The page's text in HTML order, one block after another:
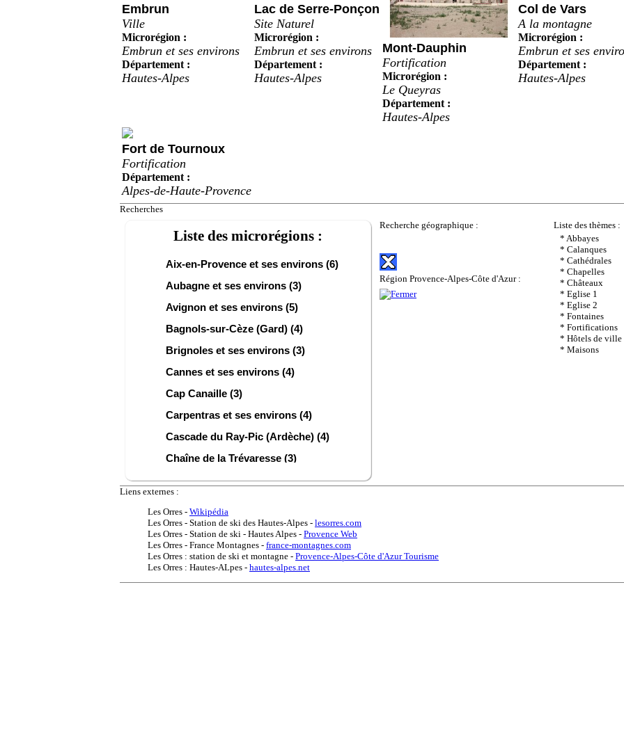
Embrun
Ville
Microrégion :
Embrun et ses environs
Département :
Hautes-Alpes
Lac de Serre-Ponçon
Site Naturel
Microrégion :
Embrun et ses environs
Département :
Hautes-Alpes
Mont-Dauphin
Fortification
Microrégion :
Le Queyras
Département :
Hautes-Alpes
Col de Vars
A la montagne
Microrégion :
Embrun et ses
Département :
Hautes-Alpes
Fort de Tournoux
Fortification
Département :
Alpes-de-Haute-Provence
Recherches
Liste des microrégions :
Aix-en-Provence et ses environs (6)
Aubagne et ses environs (3)
Avignon et ses environs (5)
Bagnols-sur-Cèze (Gard) (4)
Brignoles et ses environs (3)
Cannes et ses environs (4)
Cap Canaille (3)
Carpentras et ses environs (4)
Cascade du Ray-Pic (Ardèche) (4)
Chaîne de la Trévaresse (3)
Chaîne des Alpilles (13)
Embrun et ses environs (4)
En Drôme Provençale (Drôme) (5)
Gordes et ses environs (5)
Recherche géographique :
Région Provence-Alpes-Côte d'Azur :
Liste des thèmes :
* Abbayes
* Calanques
* Cathédrales
* Chapelles
* Châteaux
* Eglise 1
* Eglise 2
* Fontaines
* Fortifications
* Hôtels de ville
* Maisons
Liens externes :
Les Orres - Wikipédia
Les Orres - Station de ski des Hautes-Alpes - lesorres.com
Les Orres - Station de ski - Hautes Alpes - Provence Web
Les Orres - France Montagnes - france-montagnes.com
Les Orres : station de ski et montagne - Provence-Alpes-Côte d'Azur Tourisme
Les Orres : Hautes-ALpes - hautes-alpes.net